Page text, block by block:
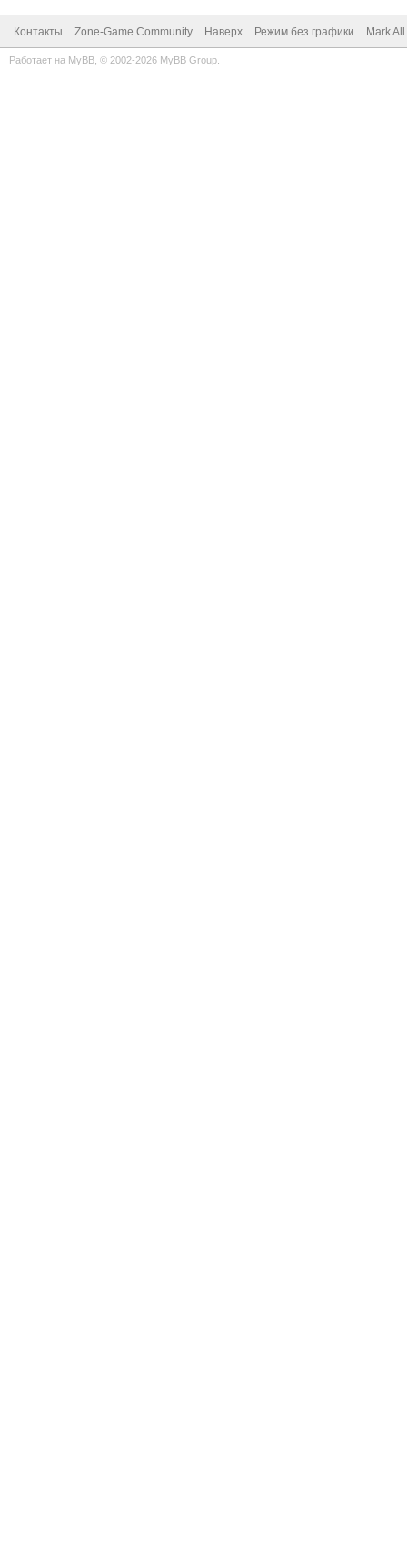
Контакты Zone-Game Community Наверх Режим без графики Mark
Работает на MyBB , © 2002-2026 MyBB Group